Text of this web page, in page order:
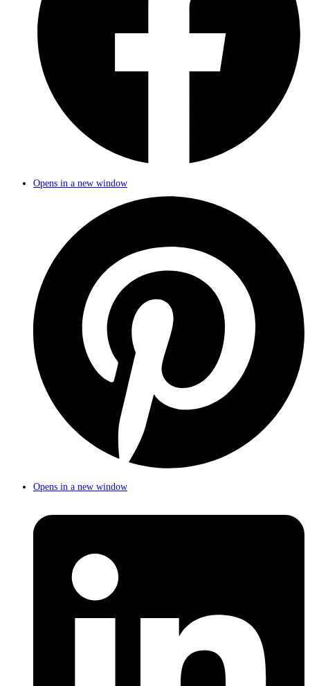
Opens in a new window
Opens in a new window